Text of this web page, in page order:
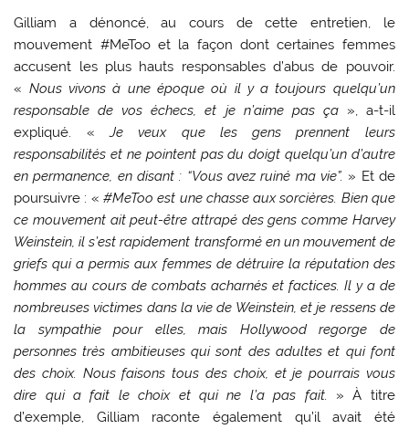
Gilliam a dénoncé, au cours de cette entretien, le
mouvement #MeToo et la façon dont certaines femmes
accusent les plus hauts responsables d’abus de pouvoir.
« Nous vivons à une époque où il y a toujours quelqu’un
responsable de vos échecs, et je n’aime pas ça», a-t-il
expliqué. «Je veux que les gens prennent leurs
responsabilités et ne pointent pas du doigt quelqu’un d’autre
en permanence, en disant : “Vous avez ruiné ma vie”. » Et de
poursuivre : « #MeToo est une chasse aux sorcières. Bien que
ce mouvement ait peut-être attrapé des gens comme Harvey
Weinstein, il s’est rapidement transformé en un mouvement de
griefs qui a permis aux femmes de détruire la réputation des
hommes au cours de combats acharnés et factices. Il y a de
nombreuses victimes dans la vie de Weinstein, et je ressens de
la sympathie pour elles, mais Hollywood regorge de
personnes très ambitieuses qui sont des adultes et qui font
des choix. Nous faisons tous des choix, et je pourrais vous
dire qui a fait le choix et qui ne l’a pas fait. » À titre
d’exemple, Gilliam raconte également qu’il avait été